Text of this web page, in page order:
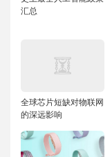
汇总
全球芯片短缺对物联网
的深远影响